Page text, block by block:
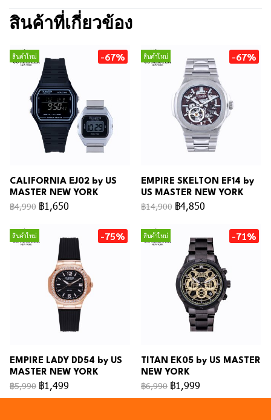
สินค้าที่เกี่ยวข้อง
สินค้าใหม่ -67%
CALIFORNIA EJ02 by US
MASTER NEW YORK
฿4,990 ฿1,650
สินค้าใหม่ -67%
EMPIRE SKELTON EF14 by
US MASTER NEW YORK
฿14,900 ฿4,850
สินค้าใหม่ -75%
EMPIRE LADY DD54 by US
MASTER NEW YORK
฿5,990 ฿1,499
สินค้าใหม่ -71%
TITAN EK05 by US MASTER
NEW YORK
฿6,990 ฿1,999